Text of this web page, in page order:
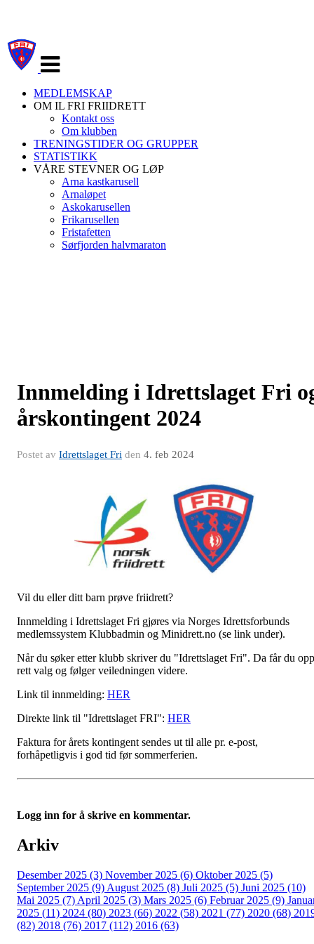
navigasjon
MEDLEMSKAP
OM IL FRI FRIIDRETT
Kontakt oss
Om klubben
TRENINGSTIDER OG GRUPPER
STATISTIKK
VÅRE STEVNER OG LØP
Arna kastkarusell
Arnaløpet
Askokarusellen
Frikarusellen
Fristafetten
Sørfjorden halvmaraton
Innmelding i Idrettslaget Fri
årskontingent 2024
Postet av Idrettslaget Fri den 4. feb 2024
Vil du eller ditt barn prøve friidrett?
Innmelding i Idrettslaget Fri gjøres via Norges Idrettsforbunds
medlemssystem Klubbadmin og Minidrett.no (se link under).
Når du søker etter klubb skriver du "Idrettslaget Fri". Da får du opp
rett valg og følger veiledningen videre.
Link til innmelding: HER
Direkte link til "Idrettslaget FRI": HER
Faktura for årets kontingent sendes ut til alle pr. e-post,
forhåpetligvis i god tid før sommerferien.
Logg inn for å skrive en kommentar.
Arkiv
Desember 2025 (3) November 2025 (6) Oktober 2025 (5)
September 2025 (9) August 2025 (8) Juli 2025 (5) Juni 2025 (10)
Mai 2025 (7) April 2025 (3) Mars 2025 (6) Februar 2025 (9)
2025 (11) 2024 (80) 2023 (66) 2022 (58) 2021 (77) 2020 (68)
(82) 2018 (76) 2017 (112) 2016 (63)